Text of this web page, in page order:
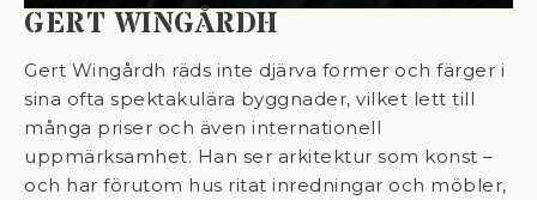
GERT WINGÅRDH
Gert Wingårdh räds inte djärva former och färger i
sina ofta spektakulära byggnader, vilket lett till
många priser och även internationell
uppmärksamhet. Han ser arkitektur som konst –
och har förutom hus ritat inredningar och möbler,